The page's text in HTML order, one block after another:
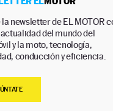
newsletter de EL MOTOR
del mundo del
y la moto, tecnología,
conducción y eficiencia.